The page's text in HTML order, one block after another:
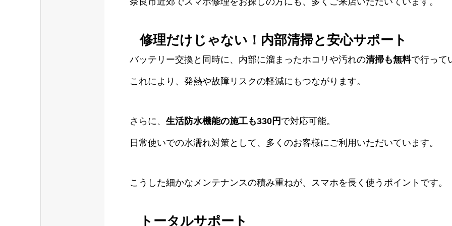
修理だけじゃない！内部清掃と安心サポート
バッテリー交換と同時に、内部に溜まったホコリや汚れの清掃も無料で行って
これにより、発熱や故障リスクの軽減にもつながります。
さらに、 生活防水機能の施工も330円 で対応可能。
日常使いでの水濡れ対策として、多くのお客様にご利用いただいています。
こうした細かなメンテナンスの積み重ねが、スマホを長く使うポイントです。
トータルサポート